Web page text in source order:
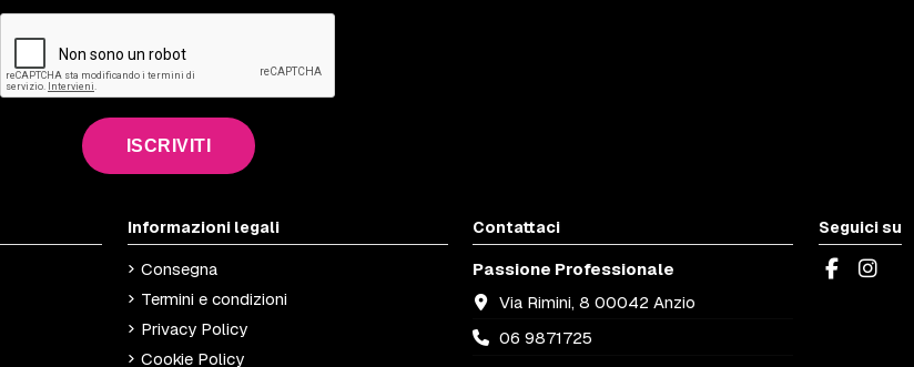
ISCRIVITI
Informazioni legali
Consegna
Termini e condizioni
Privacy Policy
Cookie Policy
Contattaci
Passione Professionale
Via Rimini, 8 00042 Anzio
06 9871725
Seguici su